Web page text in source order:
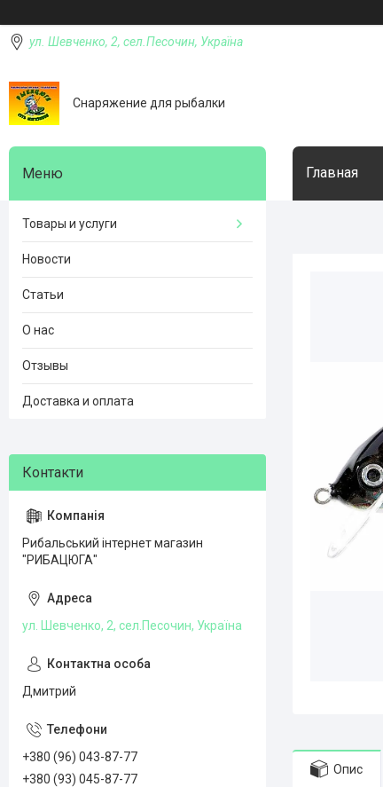
ул. Шевченко, 2, сел.Песочин, Україна
Снаряжение для рыбалки
Главная
Опис
Товары и услуги
Новости
Статьи
О нас
Отзывы
Доставка и оплата
Рибальський інтернет магазин
"РИБАЦЮГА"
ул. Шевченко, 2, сел.Песочин, Україна
Дмитрий
+380 (96) 043-87-77
+380 (93) 045-87-77